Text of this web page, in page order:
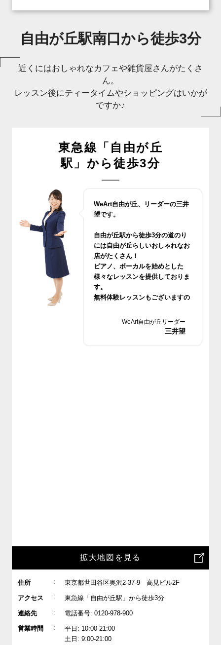
自由が丘駅南口から徒歩3分
近くにはおしゃれなカフェや雑貨屋さんがたくさ
ん。
レッスン後にティータイムやショッピングはいかが
ですか♪
東急線「自由が丘
駅」から徒歩3分
WeArt自由が丘、リーダーの三井
望です。
自由が丘駅から徒歩3分の道のり
には自由が丘らしいおしゃれなお
店がたくさん！
ピアノ、ボーカルを始めとした
様々なレッスンを提供しておりま
す。
無料体験レッスンもございますの
WeArt自由が丘リーダー
三井望
拡大地図を見る
住所 : 東京都世田谷区奥沢2-37-9 高見ビル2F
アクセス : 東急線「自由が丘駅」から徒歩3分
連絡先 : 電話番号: 0120-978-900
営業時間 :
平日: 10:00-21:00
土日: 9:00-21:00